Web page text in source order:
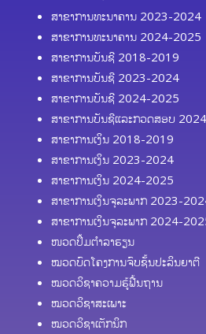
ສາຂາການທະນາຄານ 2023-2024
ສາຂາການທະນາຄານ 2024-2025
ສາຂາການບັນຊີ 2018-2019
ສາຂາການບັນຊີ 2023-2024
ສາຂາການບັນຊີ 2024-2025
ສາຂາການບັນຊີແລະກວດສອບ
ສາຂາການເງິນ 2018-2019
ສາຂາການເງິນ 2023-2024
ສາຂາການເງິນ 2024-2025
ສາຂາການເງິນຈຸລະພາກ 2023-
ສາຂາການເງິນຈຸລະພາກ 2024-
ໜວດປຶ້ມຕຳລາຮຽນ
ໝວດບົດໂຄງການຈົບຊັ້ນປະລິນຍາຕີ
ໝວດວິຊາຄວາມຮູ້ຟື້ນຖານ
ໝວດວິຊາສະເພາະ
ໝວດວິຊາເຕັກນິກ